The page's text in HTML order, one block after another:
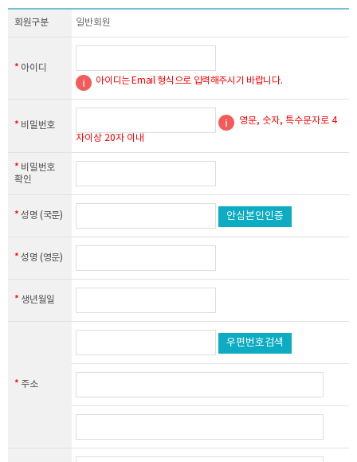
한국창업지도사협회는 회원가입, 게시판 이용 등을 위해 아래와 같은
개인정보를 수집하고 있습니다.
주소, 연락처, 휴대폰번호, DI,이메일
(NICE평가정보의 본인확인 서비스를 완료한 이용자에 한하여 득함)
개인정보의 수집 및 이용목적
회원 관리 : 회원제 서비스 이용에 따른 본인확인 , 개인 식별 , 가입 의사
확인 , 공지사항 전달
개인정보의 보유 및 이용기간
한국창업지도사협회는 개인정보 수집 및 이용목적이 달성된 후에는 예외
없이 해당 정보를 지체 없이 파기합니다.
개인정보의 파기절차 및 방법
한국창업지도사협회는 원칙적으로 개인정보 수집 및 이용목적이 달성된
파기절차 및 방법은 다음과 같습니다.
파기절차
회원이 회원가입 등을 위해 입력한 정보는 목적이 달성된 후 별도의 DB로
정보보호 사유에 따라(보유 및 이용기간 참조) 일정 기간 저장된 후 파기
회원구분 일반회원
* 아이디
아이디는 Email 형식으로 입력해주시기 바랍니다.
* 비밀번호
영문, 숫자, 특수문자로 4
자이상 20자 이내
* 비밀번호
확인
* 성명 (국문) 안심본인인증
* 성명 (영문)
* 생년월일
* 주소
우편번호검색